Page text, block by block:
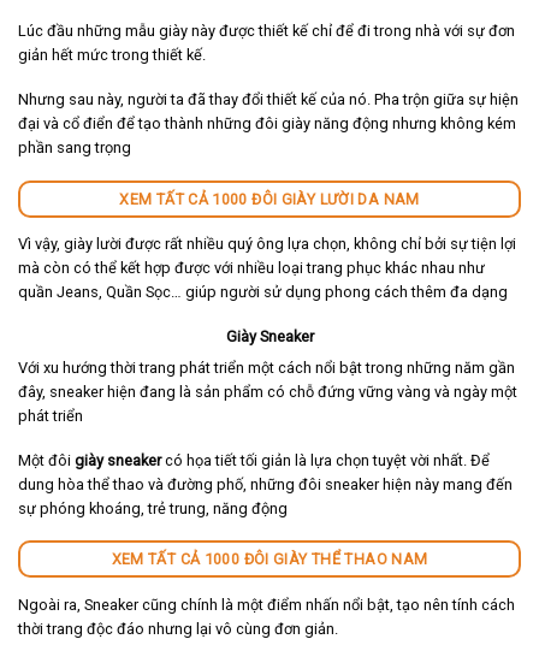
Lúc đầu những mẫu giày này được thiết kế chỉ để đi trong nhà với sự đơn
giản hết mức trong thiết kế.
Nhưng sau này, người ta đã thay đổi thiết kế của nó. Pha trộn giữa sự hiện
đại và cổ điển để tạo thành những đôi giày năng động nhưng không kém
phần sang trọng
XEM TẤT CẢ 1000 ĐÔI GIÀY LƯỜI DA NAM
Vì vậy, giày lười được rất nhiều quý ông lựa chọn, không chỉ bởi sự tiện lợi
mà còn có thể kết hợp được với nhiều loại trang phục khác nhau như
quần Jeans, Quần Sọc… giúp người sử dụng phong cách thêm đa dạng
Giày Sneaker
Với xu hướng thời trang phát triển một cách nổi bật trong những năm gần
đây, sneaker hiện đang là sản phẩm có chỗ đứng vững vàng và ngày một
phát triển
Một đôi giày sneakercó họa tiết tối giản là lựa chọn tuyệt vời nhất. Để
dung hòa thể thao và đường phố, những đôi sneaker hiện này mang đến
sự phóng khoáng, trẻ trung, năng động
XEM TẤT CẢ 1000 ĐÔI GIÀY THỂ THAO NAM
Ngoài ra, Sneaker cũng chính là một điểm nhấn nổi bật, tạo nên tính cách
thời trang độc đáo nhưng lại vô cùng đơn giản.